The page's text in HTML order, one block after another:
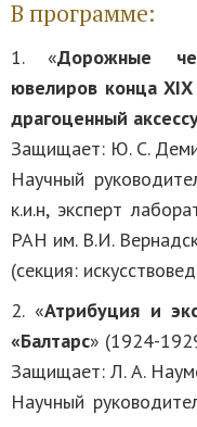
В программе:
1. «Дорожные
ювелиров конца
драгоценный
Защищает: Ю. С.
Научный
к.и.н, эксперт
РАН им. В.И.
(секция:
2. «Атрибуция и
«Балтарс» (1924-
Защищает: Л. А.
Научный